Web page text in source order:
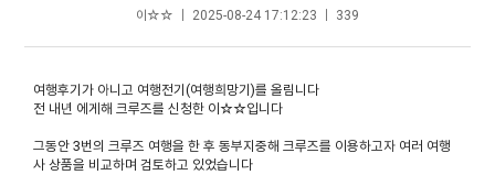
이☆☆ ｜ 2025-08-24 17:12:23 ｜ 339
여행후기가 아니고 여행전기(여행희망기)를 올림니다
전 내년 에게해 크루즈를 신청한 이☆☆입니다
그동안 3번의 크루즈 여행을 한 후 동부지중해 크루즈를 이용하고자 여러 여행
사 상품을 비교하며 검토하고 있었습니다